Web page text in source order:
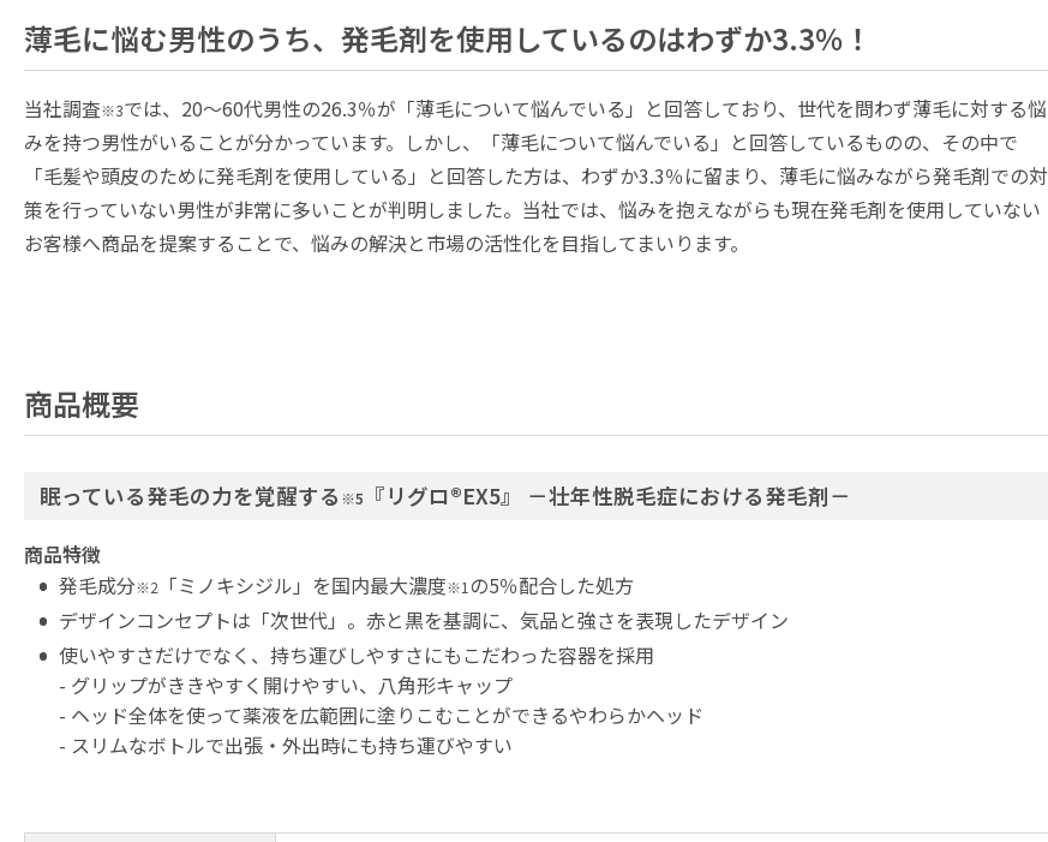
薄毛に悩む男性のうち、発毛剤を使用しているのはわずか3.3％！
当社調査※3では、20～60代男性の26.3％が「薄毛について悩んでいる」と回答しており、世代を問わず薄毛に対する悩
みを持つ男性がいることが分かっています。しかし、「薄毛について悩んでいる」と回答しているものの、その中で
「毛髪や頭皮のために発毛剤を使用している」と回答した方は、わずか3.3％に留まり、薄毛に悩みながら発毛剤での対
策を行っていない男性が非常に多いことが判明しました。当社では、悩みを抱えながらも現在発毛剤を使用していない
お客様へ商品を提案することで、悩みの解決と市場の活性化を目指してまいります。
商品概要
眠っている発毛の力を覚醒する ※5 『リグロ®EX5』 －壮年性脱毛症における発毛剤－
商品特徴
発毛成分※2「ミノキシジル」を国内最大濃度※1 の5％配合した処方
デザインコンセプトは「次世代」。赤と黒を基調に、気品と強さを表現したデザイン
使いやすさだけでなく、持ち運びしやすさにもこだわった容器を採用
- グリップがききやすく開けやすい、八角形キャップ
- ヘッド全体を使って薬液を広範囲に塗りこむことができるやわらかヘッド
- スリムなボトルで出張・外出時にも持ち運びやすい